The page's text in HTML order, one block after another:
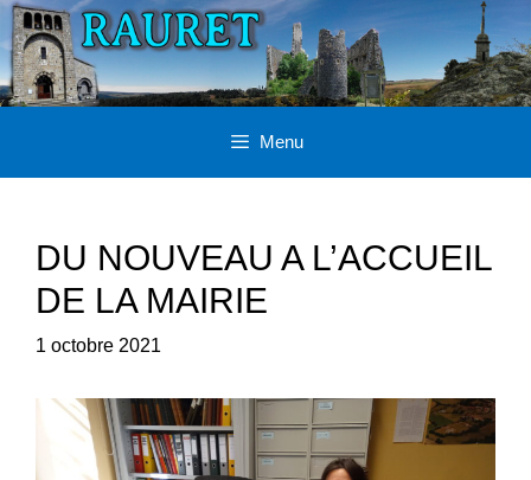
Aller
au
contenu
Menu
DU NOUVEAU A L’ACCUEIL
DE LA MAIRIE
1 octobre 2021